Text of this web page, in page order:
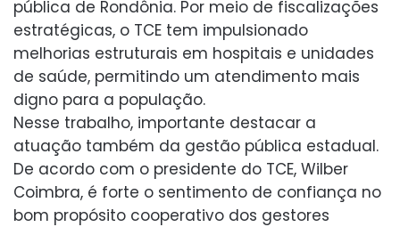
pública de Rondônia. Por meio de fiscalizações
estratégicas, o TCE tem impulsionado
melhorias estruturais em hospitais e unidades
de saúde, permitindo um atendimento mais
digno para a população.
Nesse trabalho, importante destacar a
atuação também da gestão pública estadual.
De acordo com o presidente do TCE, Wilber
Coimbra, é forte o sentimento de confiança no
bom propósito cooperativo dos gestores